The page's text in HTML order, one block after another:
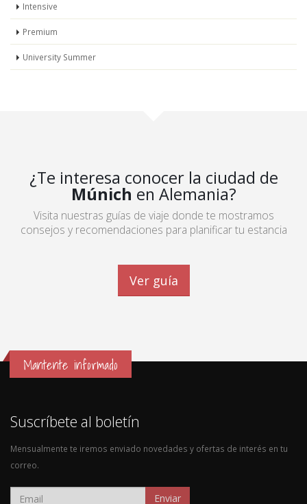
Intensive
Premium
University Summer
¿Te interesa conocer la ciudad de
Múnich en Alemania?
Visita nuestras guías de viaje donde te mostramos
consejos y recomendaciones para planificar tu estancia
Ver guía
Mantente informado
Suscríbete al boletín
Mensualmente te iremos enviado novedades y ofertas de interés en tu
correo.
Enviar